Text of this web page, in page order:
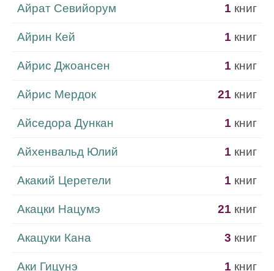
Айрат Севийорум 1 книг
Айрин Кей 1 книг
Айрис Джоансен 1 книг
Айрис Мердок 21 книг
Айседора Дункан 1 книг
Айхенвальд Юлий 1 книг
Акакий Церетели 1 книг
Акацки Нацумэ 21 книг
Акацуки Кана 3 книг
Аки Гицунэ 1 книг